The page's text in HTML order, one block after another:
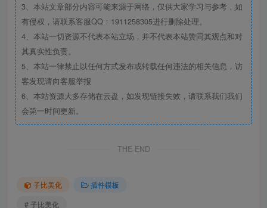
3、本站文章部分内容可能来源于网络，仅供大家学习与参考，如
有侵权，请联系客服QQ：1911258305进行删除处理。
4、本站一切资源不代表本站立场，并不代表本站赞同其观点和对
其真实性负责。
5、本站一律禁止以任何方式发布或转载任何违法的相关信息，访
客发现请向客服举报
6、本站资源大多存储在云盘，如发现链接失效，请联系我们我们
会第一时间更新。
THE END
子比美化
插件模板
# 子比美化